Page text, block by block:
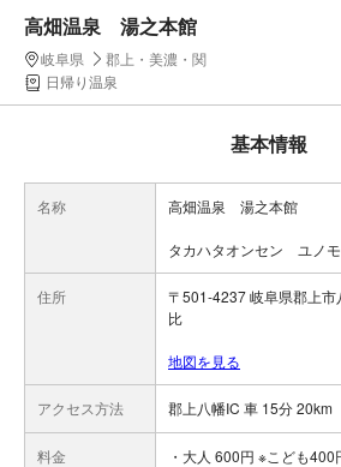
高畑温泉 湯之本館
岐阜県
郡上・美濃・関
日帰り温泉
基本情報
名称 高畑温泉 湯之本館
タカハタオンセン ユノ
住所
〒501-4237 岐阜県郡上市
比
地図を見る
アクセス方法 郡上八幡IC 車 15分 20km
料金 ・大人 600円 ※こども400